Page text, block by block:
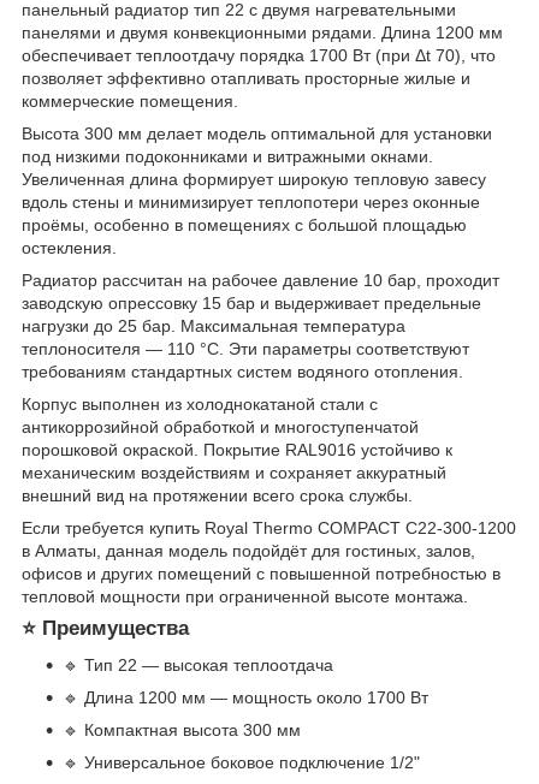
панельный радиатор тип 22 с двумя нагревательными
панелями и двумя конвекционными рядами. Длина 1200 мм
обеспечивает теплоотдачу порядка 1700 Вт (при Δt 70), что
позволяет эффективно отапливать просторные жилые и
коммерческие помещения.
Высота 300 мм делает модель оптимальной для установки
под низкими подоконниками и витражными окнами.
Увеличенная длина формирует широкую тепловую завесу
вдоль стены и минимизирует теплопотери через оконные
проёмы, особенно в помещениях с большой площадью
остекления.
Радиатор рассчитан на рабочее давление 10 бар, проходит
заводскую опрессовку 15 бар и выдерживает предельные
нагрузки до 25 бар. Максимальная температура
теплоносителя — 110 °C. Эти параметры соответствуют
требованиям стандартных систем водяного отопления.
Корпус выполнен из холоднокатаной стали с
антикоррозийной обработкой и многоступенчатой
порошковой окраской. Покрытие RAL9016 устойчиво к
механическим воздействиям и сохраняет аккуратный
внешний вид на протяжении всего срока службы.
Если требуется купить Royal Thermo COMPACT C22-300-1200
в Алматы, данная модель подойдёт для гостиных, залов,
офисов и других помещений с повышенной потребностью в
тепловой мощности при ограниченной высоте монтажа.
⭐ Преимущества
🔹 Тип 22 — высокая теплоотдача
🔹 Длина 1200 мм — мощность около 1700 Вт
🔹 Компактная высота 300 мм
🔹 Универсальное боковое подключение 1/2"